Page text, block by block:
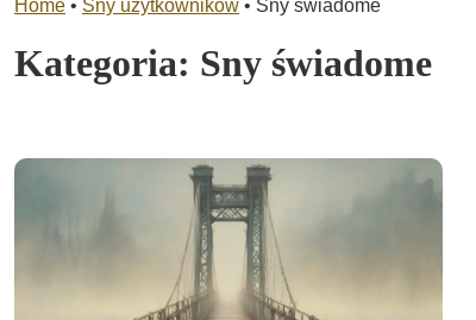
Home • Sny użytkowników • Sny świadome
Kategoria: Sny świadome